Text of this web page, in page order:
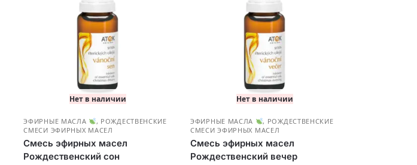
Нет в наличии
ЭФИРНЫЕ МАСЛА , РОЖДЕСТВЕНСКИЕ
СМЕСИ ЭФИРНЫХ МАСЕЛ
Смесь эфирных масел
Рождественский сон
Нет в наличии
ЭФИРНЫЕ МАСЛА , РОЖДЕСТВЕНСКИЕ
СМЕСИ ЭФИРНЫХ МАСЕЛ
Смесь эфирных масел
Рождественский вечер